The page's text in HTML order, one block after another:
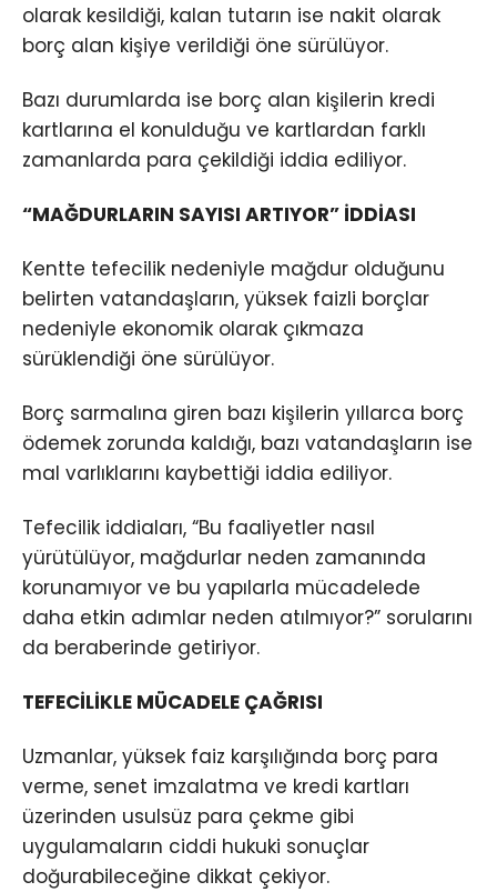
olarak kesildiği, kalan tutarın ise nakit olarak
borç alan kişiye verildiği öne sürülüyor.
Bazı durumlarda ise borç alan kişilerin kredi
kartlarına el konulduğu ve kartlardan farklı
zamanlarda para çekildiği iddia ediliyor.
“MAĞDURLARIN SAYISI ARTIYOR” İDDİASI
Kentte tefecilik nedeniyle mağdur olduğunu
belirten vatandaşların, yüksek faizli borçlar
nedeniyle ekonomik olarak çıkmaza
sürüklendiği öne sürülüyor.
Borç sarmalına giren bazı kişilerin yıllarca borç
ödemek zorunda kaldığı, bazı vatandaşların ise
mal varlıklarını kaybettiği iddia ediliyor.
Tefecilik iddiaları, “Bu faaliyetler nasıl
yürütülüyor, mağdurlar neden zamanında
korunamıyor ve bu yapılarla mücadelede
daha etkin adımlar neden atılmıyor?” sorularını
da beraberinde getiriyor.
TEFECİLİKLE MÜCADELE ÇAĞRISI
Uzmanlar, yüksek faiz karşılığında borç para
verme, senet imzalatma ve kredi kartları
üzerinden usulsüz para çekme gibi
uygulamaların ciddi hukuki sonuçlar
doğurabileceğine dikkat çekiyor.